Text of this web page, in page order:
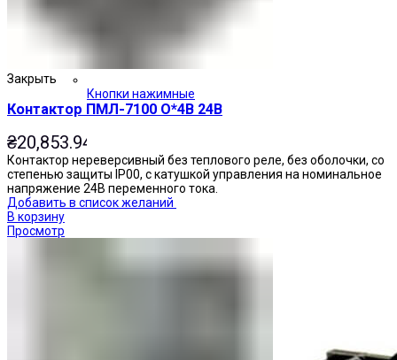
Кнопки нажимные
Закрыть
Контактор ПМЛ-7100 О*4В 24В
₴20,853.94
Контактор нереверсивный без теплового реле, без оболочки, со
степенью защиты IP00, с катушкой управления на номинальное
напряжение 24В переменного тока.
Добавить в список желаний
В корзину
Просмотр